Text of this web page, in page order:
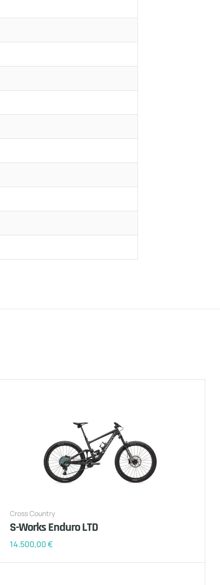
Cross Country
S-Works Enduro LTD
14.500,00€